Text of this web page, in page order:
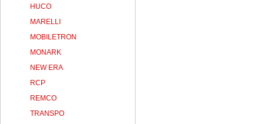
HUCO
MARELLI
MOBILETRON
MONARK
NEW ERA
RCP
REMCO
TRANSPO